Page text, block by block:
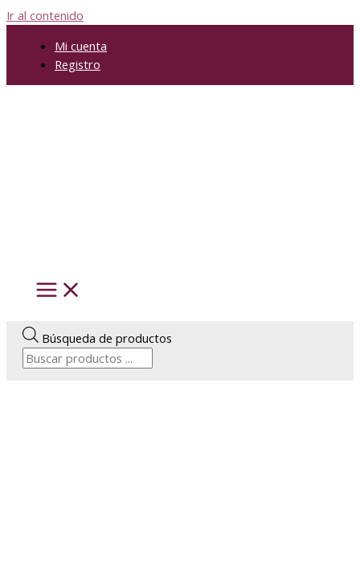
Ir al contenido
Mi cuenta
Registro
Búsqueda de productos